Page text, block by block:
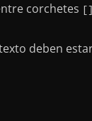
corchetes []
deben